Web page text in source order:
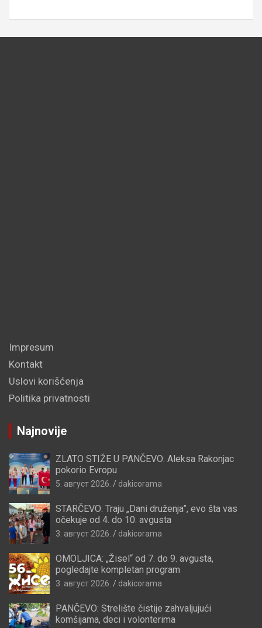
Impresum
Kontakt
Uslovi korišćenja
Politika privatnosti
Najnovije
ZLATO STIŽE U PANČEVO: Aleksa Rakonjac
pokorio Evropu
5. август 2026. dakicorama
STARČEVO: Traju „Dani druženja”, evo šta vas
očekuje od 4. do 10. avgusta
3. август 2026. dakicorama
OMOLJICA: „Žisel“ od 7. do 9. avgusta,
pogledajte kompletan program
3. август 2026. dakicorama
PANČEVO: Strelište čistije zahvaljujući
komšijama, deci i volonterima